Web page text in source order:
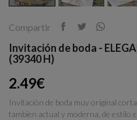
Compartir
Invitación de boda -
(39340 H)
2.49€
Invitación de boda muy original
tambien actual y moderna, de estilo